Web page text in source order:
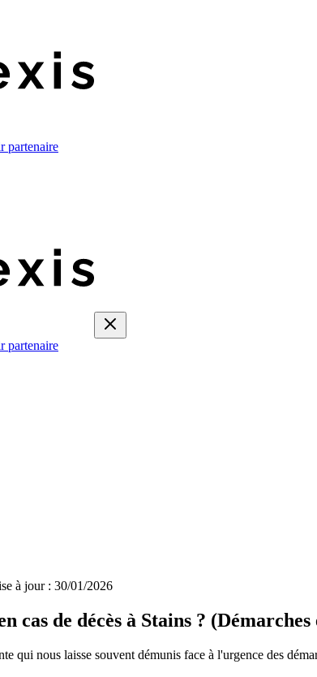
partenaire
partenaire
à jour : 30/01/2026
cas de décès à Stains ? (Démarches
qui nous laisse souvent démunis face à l'urgence des